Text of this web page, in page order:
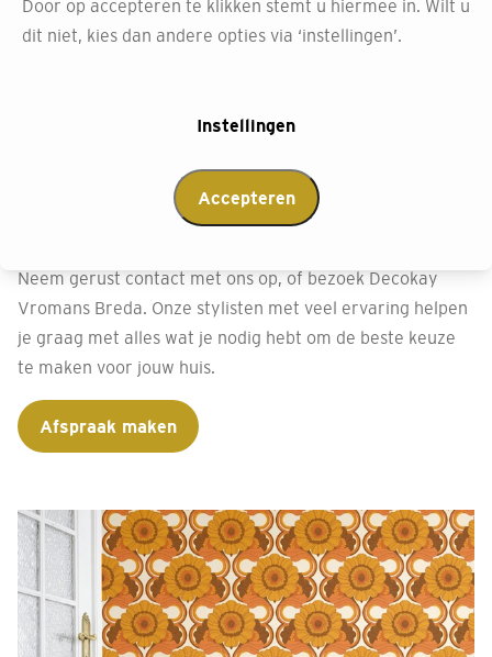
Afspraak maken
Decokay Breda
Neem gerust contact met ons op, of bezoek Decokay
Vromans Breda. Onze stylisten met veel ervaring helpen
je graag met alles wat je nodig hebt om de beste keuze
te maken voor jouw huis.
Afspraak maken
Door op accepteren te klikken stemt u hiermee in. Wilt u
dit niet, kies dan andere opties via ‘instellingen’.
Instellingen
Accepteren